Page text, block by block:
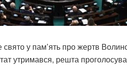
у пам’ять про жертв
утримався, решта